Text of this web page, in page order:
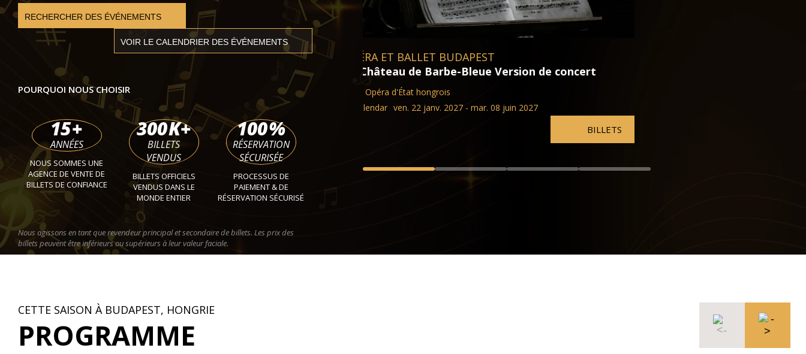
POURQUOI NOUS CHOISIR
15+
ANNÉES
NOUS SOMMES UNE
AGENCE DE VENTE DE
BILLETS DE CONFIANCE
300K+
BILLETS
VENDUS
BILLETS OFFICIELS
VENDUS DANS LE
MONDE ENTIER
100%
RÉSERVATION
SÉCURISÉE
PROCESSUS DE
PAIEMENT & DE
RÉSERVATION SÉCURISÉ
Nous agissons en tant que revendeur principal et secondaire de billets. Les prix des
billets peuvent être inférieurs ou supérieurs à leur valeur faciale.
OPÉRA ET BALLET BUDAPEST
Le Château de Barbe-Bleue Version de concert
Opéra d'État hongrois
ven. 22 janv. 2027 - mar. 08 juin 2027
CETTE SAISON À BUDAPEST, HONGRIE
PROGRAMME